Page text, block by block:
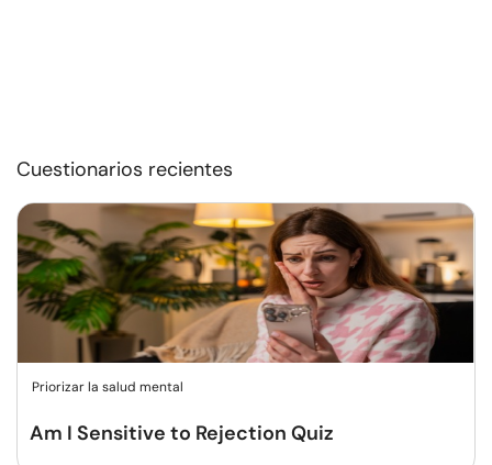
Cuestionarios recientes
Priorizar la salud mental
Am I Sensitive to Rejection Quiz